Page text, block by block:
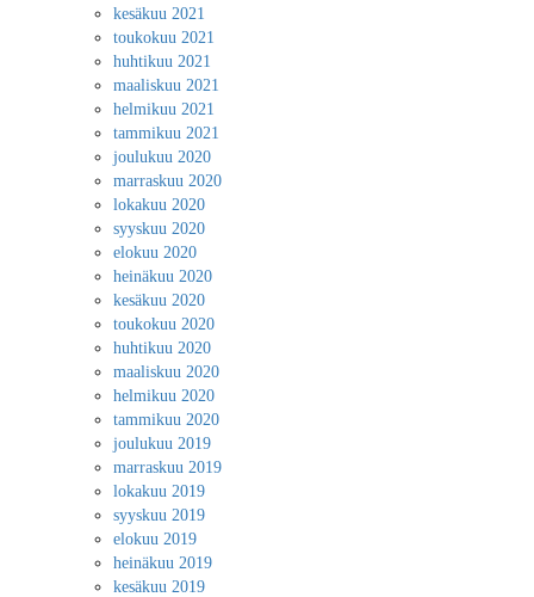
kesäkuu 2021
toukokuu 2021
huhtikuu 2021
maaliskuu 2021
helmikuu 2021
tammikuu 2021
joulukuu 2020
marraskuu 2020
lokakuu 2020
syyskuu 2020
elokuu 2020
heinäkuu 2020
kesäkuu 2020
toukokuu 2020
huhtikuu 2020
maaliskuu 2020
helmikuu 2020
tammikuu 2020
joulukuu 2019
marraskuu 2019
lokakuu 2019
syyskuu 2019
elokuu 2019
heinäkuu 2019
kesäkuu 2019